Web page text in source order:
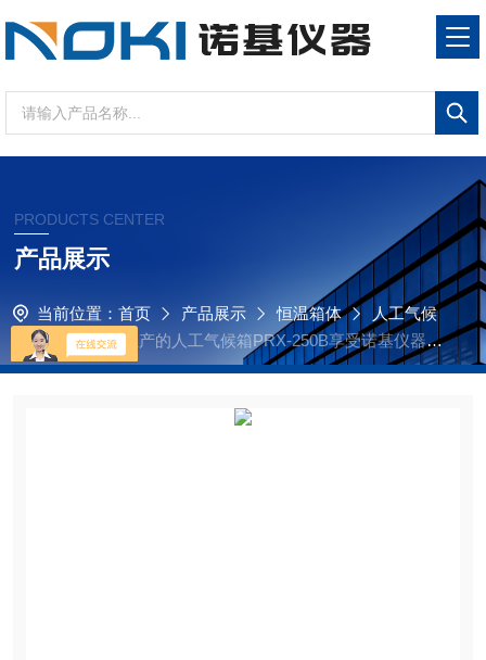
PRODUCTS CENTER
产品展示
当前位置： 首页 产品展示 恒温箱体
人工气候
诺基仪器生产的人工气候箱PRX-250B享受诺基仪器优
质售后服务